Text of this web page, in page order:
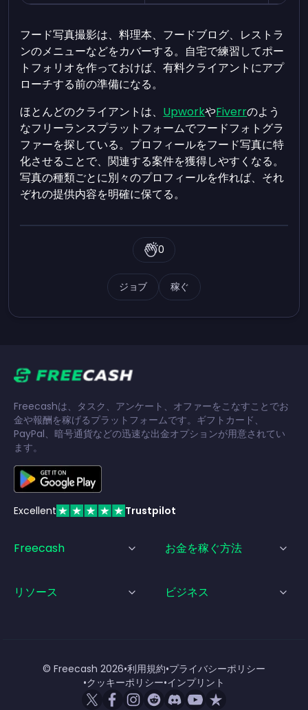
フード写真撮影は、料理本、フードブログ、レストラ
ンのメニューなどをカバーする。自宅で練習してポー
トフォリオを作っておけば、有料クライアントにアプ
ローチする前の準備になる。
ほとんどのクライアントは、 UpworkやFiverrのよう
なフリーランスプラットフォームでフードフォトグラ
ファーを探している。プロフィールをフード写真に特
化させることで、関連する案件を獲得しやすくなる。
写真の種類ごとに別々のプロフィールを作れば、それ
ぞれの提供内容を明確に保てる。
ジョブ 稼ぐ
0
Freecashは、タスク、アンケート、オファーをこなすことでお
金や報酬を稼げるプラットフォームです。ギフトカード、
PayPal、暗号通貨などの迅速な出金オプションが用意されてい
ます。
Excellent Trustpilot
Freecash お金を稼ぐ方法
リソース ビジネス
© Freecash 2026•利用規約•プライバシーポリシー
•クッキーポリシー•インプリント